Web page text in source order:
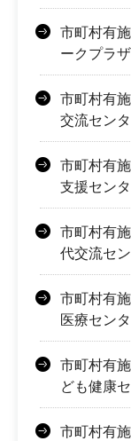
市町村有
ークプラザ
市町村有
交流セン
市町村有
支援セン
市町村有
代交流セ
市町村有
医療セン
市町村有
ども健康
市町村有